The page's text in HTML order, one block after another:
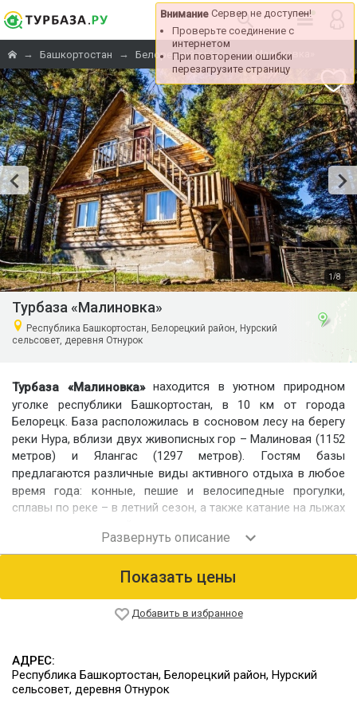
ВниманиеСервер не доступен!
Проверьте соединение с
интернетом
При повторении ошибки
перезагрузите страницу
→ Башкортостан → Белорецкий район → «Малиновка»
1/8
Турбаза «Малиновка»
Республика Башкортостан, Белорецкий район, Нурский
сельсовет, деревня Отнурок
Турбаза «Малиновка»находится в уютном природном
уголке республики Башкортостан, в 10 км от города
Белорецк. База расположилась в сосновом лесу на берегу
реки Нура, вблизи двух живописных гор – Малиновая (1152
метров) и Ялангас (1297 метров). Гостям базы
предлагаются различные виды активного отдыха в любое
время года: конные, пешие и велосипедные прогулки,
сплавы по реке – в летний сезон, а также катание на лыжах
уютные домики на 5-6 человек для проживания с
семьей или друзьями;
Все дома построены из натурального дерева и выполнены
в стиле русской избы, многие из них благоустроены.
Показать цены
Добавить в избранное
АДРЕС:
Республика Башкортостан, Белорецкий район, Нурский
сельсовет, деревня Отнурок